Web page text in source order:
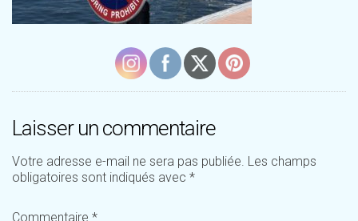
Laisser un commentaire
Votre adresse e-mail ne sera pas publiée. Les champs
obligatoires sont indiqués avec *
Commentaire *